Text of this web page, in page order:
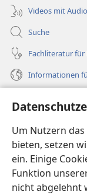
Um Nutzern
bieten, setzen
ein. Einige
Funktion
nicht abgelehnt
Videos mit
Suche
Fachliteratur für
Informationen
Spenden
(öffnet
neues
Fenster)Wachtturm
(öffnet
neues
Fenster)JW Hub®
(öffnet